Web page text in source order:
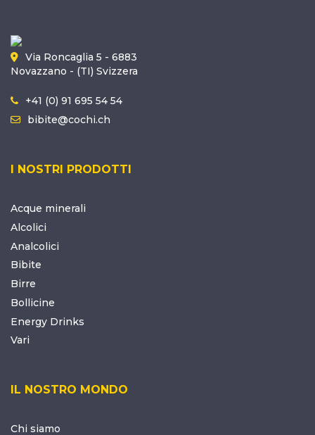
Via Roncaglia 5 - 6883
Novazzano - (TI) Svizzera
+41 (0) 91 695 54 54
bibite@cochi.ch
I NOSTRI PRODOTTI
Acque minerali
Alcolici
Analcolici
Bibite
Birre
Bollicine
Energy Drinks
Vari
IL NOSTRO MONDO
Chi siamo